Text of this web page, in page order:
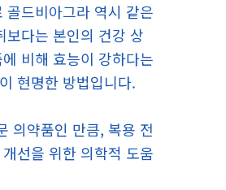
드비아그라 역시 같은
다는 본인의 건강 상
비해 효능이 강하다는
현명한 방법입니다.
의약품인 만큼, 복용 전
선을 위한 의학적 도움